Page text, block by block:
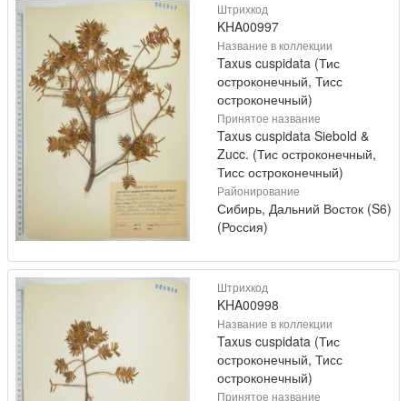
Штрихкод
KHA00997
Название в коллекции
Taxus cuspidata (Тис
остроконечный, Тисс
остроконечный)
Принятое название
Taxus cuspidata Siebold &
Zucc. (Тис остроконечный,
Тисс остроконечный)
Районирование
Сибирь, Дальний Восток (S6)
(Россия)
Штрихкод
KHA00998
Название в коллекции
Taxus cuspidata (Тис
остроконечный, Тисс
остроконечный)
Принятое название